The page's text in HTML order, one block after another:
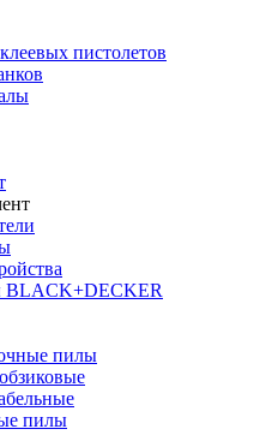
пистолетов
BLACK+DECKER
пилы
пилы